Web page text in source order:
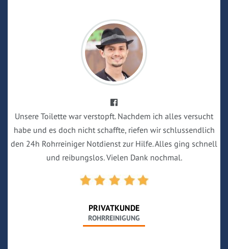
Unsere Toilette war verstopft. Nachdem ich alles versucht
habe und es doch nicht schaffte, riefen wir schlussendlich
den 24h Rohrreiniger Notdienst zur Hilfe. Alles ging schnell
und reibungslos. Vielen Dank nochmal.
PRIVATKUNDE
ROHRREINIGUNG